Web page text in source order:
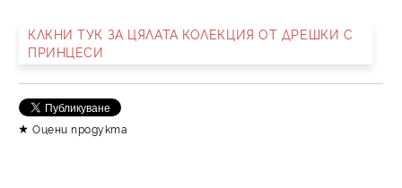
Ние ще се свържем с вас в рамките на работния ден.
КЛКНИ ТУК ЗА ЦЯЛАТА КОЛЕКЦИЯ ОТ ДРЕШКИ С
ПРИНЦЕСИ
Оцени продукта